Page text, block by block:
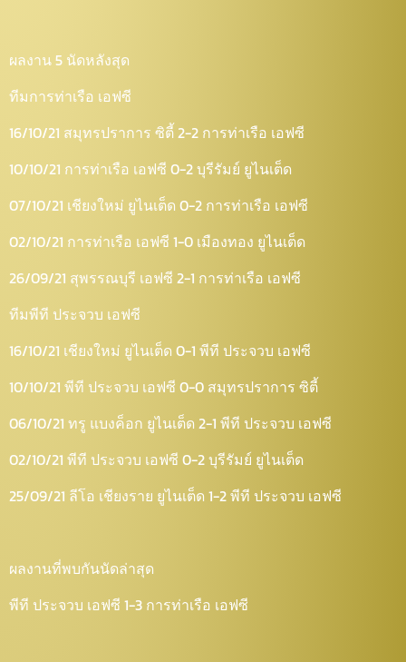
ผลงาน 5 นัดหลังสุด
ทีมการท่าเรือ เอฟซี
16/10/21 สมุทรปราการ ซิตี้ 2-2 การท่าเรือ เอฟซี
10/10/21 การท่าเรือ เอฟซี 0-2 บุรีรัมย์ ยูไนเต็ด
07/10/21 เชียงใหม่ ยูไนเต็ด 0-2 การท่าเรือ เอฟซี
02/10/21 การท่าเรือ เอฟซี 1-0 เมืองทอง ยูไนเต็ด
26/09/21 สุพรรณบุรี เอฟซี 2-1 การท่าเรือ เอฟซี
ทีมพีที ประจวบ เอฟซี
16/10/21 เชียงใหม่ ยูไนเต็ด 0-1 พีที ประจวบ เอฟซี
10/10/21 พีที ประจวบ เอฟซี 0-0 สมุทรปราการ ซิตี้
06/10/21 ทรู แบงค็อก ยูไนเต็ด 2-1 พีที ประจวบ เอฟซี
02/10/21 พีที ประจวบ เอฟซี 0-2 บุรีรัมย์ ยูไนเต็ด
25/09/21 ลีโอ เชียงราย ยูไนเต็ด 1-2 พีที ประจวบ เอฟซี
ผลงานที่พบกันนัดล่าสุด
พีที ประจวบ เอฟซี 1-3 การท่าเรือ เอฟซี